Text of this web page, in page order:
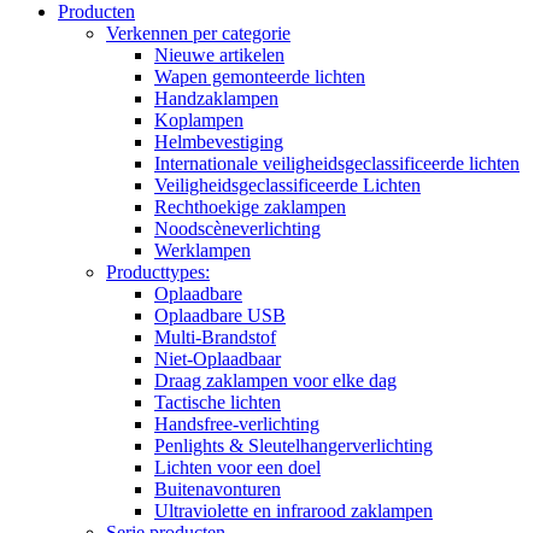
Producten
Verkennen per categorie
Nieuwe artikelen
Wapen gemonteerde lichten
Handzaklampen
Koplampen
Helmbevestiging
Internationale veiligheidsgeclassificeerde lichten
Veiligheidsgeclassificeerde Lichten
Rechthoekige zaklampen
Noodscèneverlichting
Werklampen
Producttypes:
Oplaadbare
Oplaadbare USB
Multi-Brandstof
Niet-Oplaadbaar
Draag zaklampen voor elke dag
Tactische lichten
Handsfree-verlichting
Penlights & Sleutelhangerverlichting
Lichten voor een doel
Buitenavonturen
Ultraviolette en infrarood zaklampen